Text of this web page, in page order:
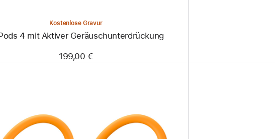
Kostenlose Gravur
4 mit Aktiver Geräusch­unter­drückung
199,00 €